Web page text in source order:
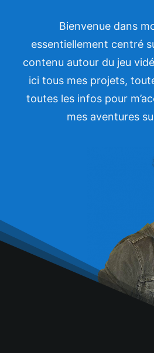
Bienvenue dans
essentiellement centré
contenu autour du jeu
ici tous mes projets,
toutes les infos pour
mes aventures